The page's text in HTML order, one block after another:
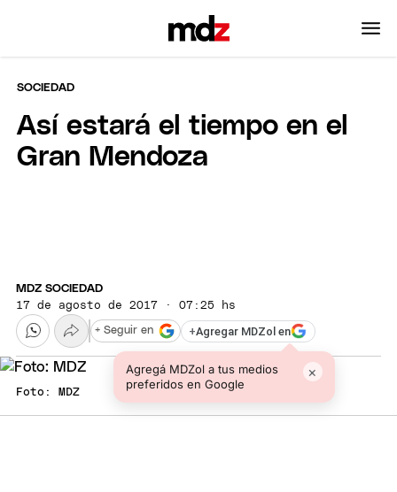
SOCIEDAD
Así estará el tiempo en el
Gran Mendoza
MDZ SOCIEDAD
17 de agosto de 2017 · 07:25 hs
+Agregar MDZol en
Agregá MDZol a tus medios
preferidos en Google
×
+ Seguir en
Foto: MDZ